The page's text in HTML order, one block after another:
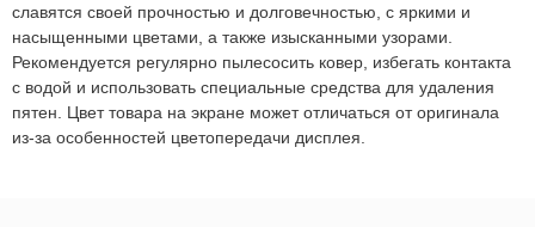
славятся своей прочностью и долговечностью, с яркими и
насыщенными цветами, а также изысканными узорами.
Рекомендуется регулярно пылесосить ковер, избегать контакта
с водой и использовать специальные средства для удаления
пятен. Цвет товара на экране может отличаться от оригинала
из-за особенностей цветопередачи дисплея.